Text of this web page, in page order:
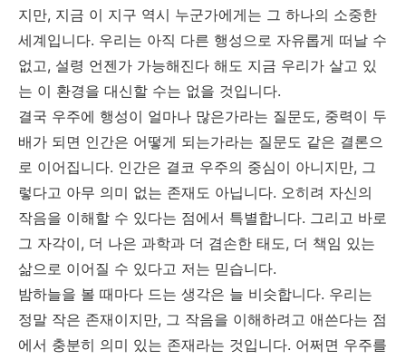
지만, 지금 이 지구 역시 누군가에게는 그 하나의 소중한
세계입니다. 우리는 아직 다른 행성으로 자유롭게 떠날 수
없고, 설령 언젠가 가능해진다 해도 지금 우리가 살고 있
는 이 환경을 대신할 수는 없을 것입니다.
결국 우주에 행성이 얼마나 많은가라는 질문도, 중력이 두
배가 되면 인간은 어떻게 되는가라는 질문도 같은 결론으
로 이어집니다. 인간은 결코 우주의 중심이 아니지만, 그
렇다고 아무 의미 없는 존재도 아닙니다. 오히려 자신의
작음을 이해할 수 있다는 점에서 특별합니다. 그리고 바로
그 자각이, 더 나은 과학과 더 겸손한 태도, 더 책임 있는
삶으로 이어질 수 있다고 저는 믿습니다.
밤하늘을 볼 때마다 드는 생각은 늘 비슷합니다. 우리는
정말 작은 존재이지만, 그 작음을 이해하려고 애쓴다는 점
에서 충분히 의미 있는 존재라는 것입니다. 어쩌면 우주를